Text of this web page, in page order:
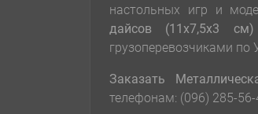
настольных игр и
дайсов (11х7,5х3 см)
грузоперевозчиками
Заказать
телефонам: (096) 285-